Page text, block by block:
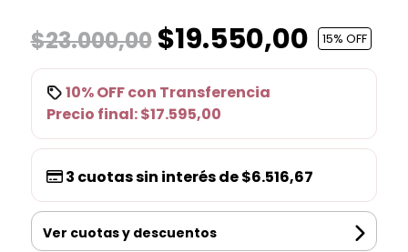
$23.000,00$19.550,00 15% OFF
10% OFFcon Transferencia
Precio final:$17.595,00
3 cuotas sin interés de$6.516,67
Ver cuotas y descuentos